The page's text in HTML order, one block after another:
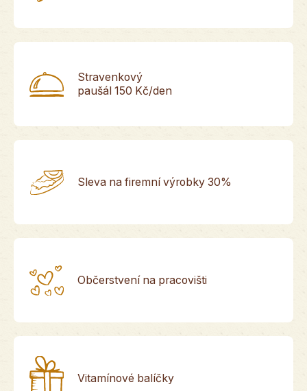
Stravenkový
paušál 150 Kč/den
Sleva na firemní výrobky 30%
Občerstvení na pracovišti
Vitamínové balíčky